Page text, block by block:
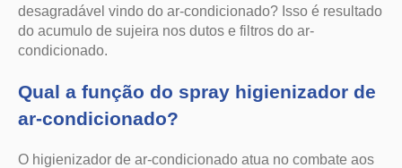
desagradável vindo do ar-condicionado? Isso é resultado
do acumulo de sujeira nos dutos e filtros do ar-
condicionado.
Qual a função do spray higienizador de
ar-condicionado?
O higienizador de ar-condicionado atua no combate aos